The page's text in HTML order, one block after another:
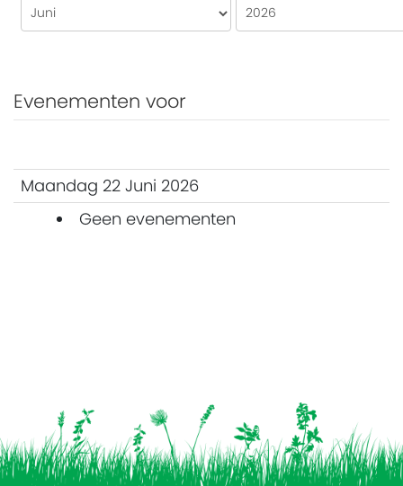
Evenementen voor
Maandag 22 Juni 2026
Geen evenementen